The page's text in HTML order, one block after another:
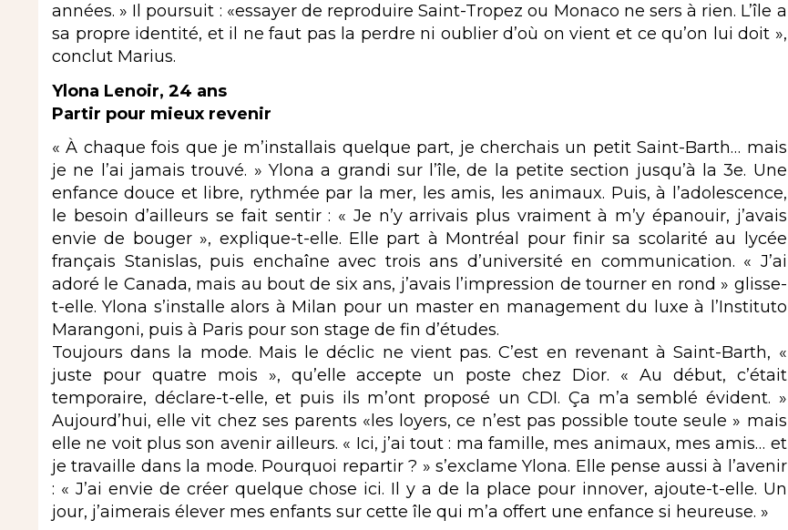
années. » Il poursuit : «essayer de reproduire Saint-Tropez ou Monaco ne sers à rien. L’île a
sa propre identité, et il ne faut pas la perdre ni oublier d’où on vient et ce qu’on lui doit »,
conclut Marius.
Ylona Lenoir, 24 ans
Partir pour mieux revenir
« À chaque fois que je m’installais quelque part, je cherchais un petit Saint-Barth… mais
je ne l’ai jamais trouvé. » Ylona a grandi sur l’île, de la petite section jusqu’à la 3e. Une
enfance douce et libre, rythmée par la mer, les amis, les animaux. Puis, à l’adolescence,
le besoin d’ailleurs se fait sentir : « Je n’y arrivais plus vraiment à m’y épanouir, j’avais
envie de bouger », explique-t-elle. Elle part à Montréal pour finir sa scolarité au lycée
français Stanislas, puis enchaîne avec trois ans d’université en communication. « J’ai
adoré le Canada, mais au bout de six ans, j’avais l’impression de tourner en rond » glisse-
t-elle. Ylona s’installe alors à Milan pour un master en management du luxe à l’Instituto
Marangoni, puis à Paris pour son stage de fin d’études.
Toujours dans la mode. Mais le déclic ne vient pas. C’est en revenant à Saint-Barth, «
juste pour quatre mois », qu’elle accepte un poste chez Dior. « Au début, c’était
temporaire, déclare-t-elle, et puis ils m’ont proposé un CDI. Ça m’a semblé évident. »
Aujourd’hui, elle vit chez ses parents «les loyers, ce n’est pas possible toute seule » mais
elle ne voit plus son avenir ailleurs. « Ici, j’ai tout : ma famille, mes animaux, mes amis… et
je travaille dans la mode. Pourquoi repartir ? » s’exclame Ylona. Elle pense aussi à l’avenir
: « J’ai envie de créer quelque chose ici. Il y a de la place pour innover, ajoute-t-elle. Un
jour, j’aimerais élever mes enfants sur cette île qui m’a offert une enfance si heureuse. »